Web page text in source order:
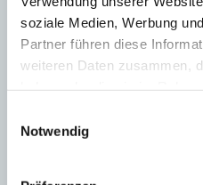
soziale Medien, Werbung
Partner führen diese
weiteren Daten zusammen,
Notwendig
MOHLO BY VÁS ZAJÍMAT